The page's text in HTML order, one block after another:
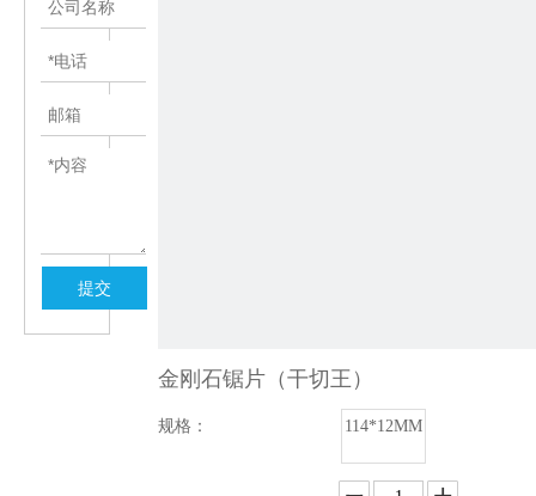
提交
金刚石锯片（干切王）
规格： 114*12MM